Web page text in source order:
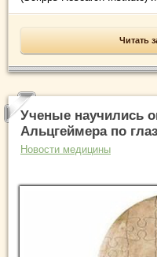
Читать
Ученые научились
Альцгеймера по
Новости медицины